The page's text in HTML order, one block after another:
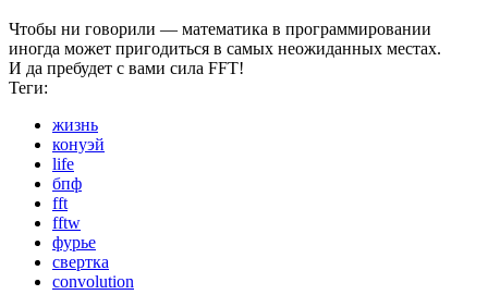
Чтобы ни говорили — математика в программировании
иногда может пригодиться в самых неожиданных местах.
И да пребудет с вами сила FFT!
Теги:
жизнь
конуэй
life
бпф
fft
fftw
фурье
свертка
convolution